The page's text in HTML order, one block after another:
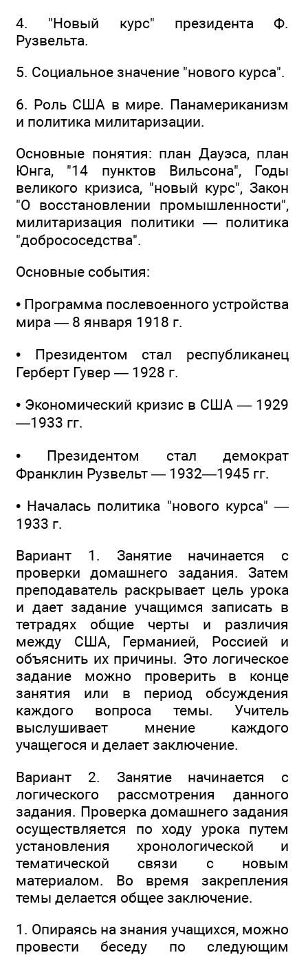
4. "Новый курс" президента Ф.
Рузвельта.
5. Социальное значение "нового курса".
6. Роль США в мире. Панамериканизм
и политика милитаризации.
Основные понятия: план Дауэса, план
Юнга, "14 пунктов Вильсона", Годы
великого кризиса, "новый курс", Закон
"О восстановлении промышленности",
милитаризация политики — политика
"добрососедства".
Основные события:
• Программа послевоенного устройства
мира — 8 января 1918 г.
• Президентом стал республиканец
Герберт Гувер — 1928 г.
• Экономический кризис в США — 1929
—1933 гг.
• Президентом стал демократ
Франклин Рузвельт — 1932—1945 гг.
• Началась политика "нового курса" —
1933 г.
Вариант 1. Занятие начинается с
проверки домашнего задания. Затем
преподаватель раскрывает цель урока
и дает задание учащимся записать в
тетрадях общие черты и различия
между США, Германией, Россией и
объяснить их причины. Это логическое
задание можно проверить в конце
занятия или в период обсуждения
каждого вопроса темы. Учитель
выслушивает мнение каждого
учащегося и делает заключение.
Вариант 2. Занятие начинается с
логического рассмотрения данного
задания. Проверка домашнего задания
осуществляется по ходу урока путем
установления хронологической и
тематической связи с новым
материалом. Во время закрепления
темы делается общее заключение.
1. Опираясь на знания учащихся, можно
провести беседу по следующим